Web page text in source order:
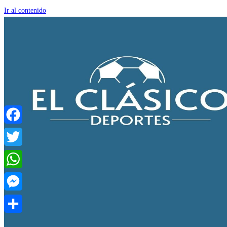
Ir al contenido
Facebook
Twitter
WhatsApp
Messenger